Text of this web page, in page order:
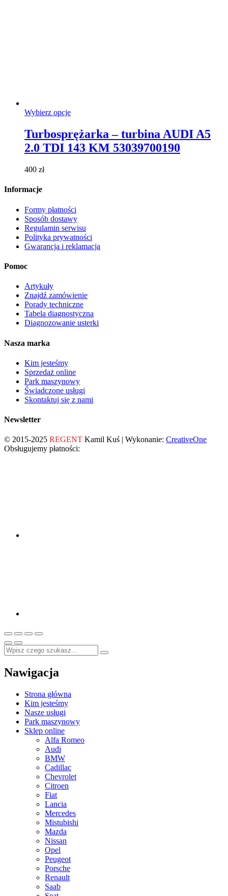
Wybierz opcjeTen
wiele
wariantów.
Turbosprężarka – turbina AUDI A5
2.0 TDI 143 KM 53039700190
400 zł
Informacje
Formy płatności
Sposób dostawy
Regulamin serwisu
Polityka prywatności
Gwarancja i reklamacja
Pomoc
Artykuły
Znajdź zamówienie
Porady techniczne
Tabela diagnostyczna
Diagnozowanie usterki
Nasza marka
Kim jesteśmy
Sprzedaż online
Park maszynowy
Świadczone usługi
Skontaktuj się z nami
Newsletter
© 2015-2025 REGENT Kamil Kuś | Wykonanie: CreativeOne
Obsługujemy płatności:
Nawigacja
Strona główna
Kim jesteśmy
Nasze usługi
Park maszynowy
Sklep online
Alfa Romeo
Audi
BMW
Cadillac
Chevrolet
Citroen
Fiat
Lancia
Mercedes
Mistubishi
Mazda
Nissan
Opel
Peugeot
Porsche
Renault
Saab